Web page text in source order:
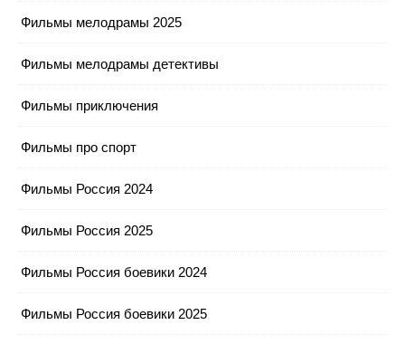
Фильмы мелодрамы 2025
Фильмы мелодрамы детективы
Фильмы приключения
Фильмы про спорт
Фильмы Россия 2024
Фильмы Россия 2025
Фильмы Россия боевики 2024
Фильмы Россия боевики 2025